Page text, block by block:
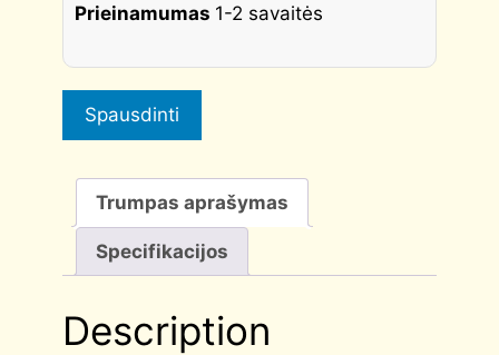
Prieinamumas 1-2 savaitės
Spausdinti
Trumpas aprašymas
Specifikacijos
Description